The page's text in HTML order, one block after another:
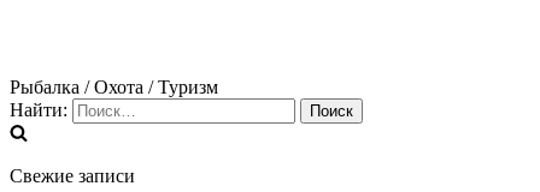
Рыбалка / Охота / Туризм
Найти:
Свежие записи